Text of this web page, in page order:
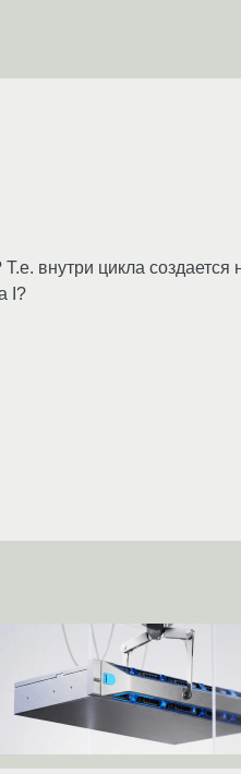
внутри цикла создается
I?